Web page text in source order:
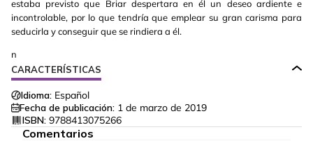
estaba previsto que Briar despertara en él un deseo ardiente e
incontrolable, por lo que tendría que emplear su gran carisma para
seducirla y conseguir que se rindiera a él.
n
CARACTERÍSTICAS
Idioma: Español
Fecha de publicación: 1 de marzo de 2019
ISBN: 9788413075266
Comentarios